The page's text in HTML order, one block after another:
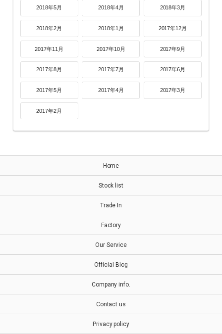
2018年5月 2018年4月 2018年3月
2018年2月 2018年1月 2017年12月
2017年11月 2017年10月 2017年9月
2017年8月 2017年7月 2017年6月
2017年5月 2017年4月 2017年3月
2017年2月
Home
Stock list
Trade In
Factory
Our Service
Official Blog
Company info.
Contact us
Privacy policy